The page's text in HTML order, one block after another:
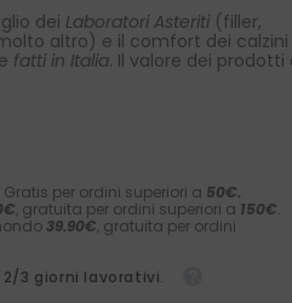
dei Laboratori Asteriti (filler,
altro) e il comfort dei calzini
fatti in Italia. Il valore dei prodotti
Gratis per ordini superiori a 50€.
, gratuita per ordini superiori a 150€.
39.90€, gratuita per ordini
3 giorni lavorativi.